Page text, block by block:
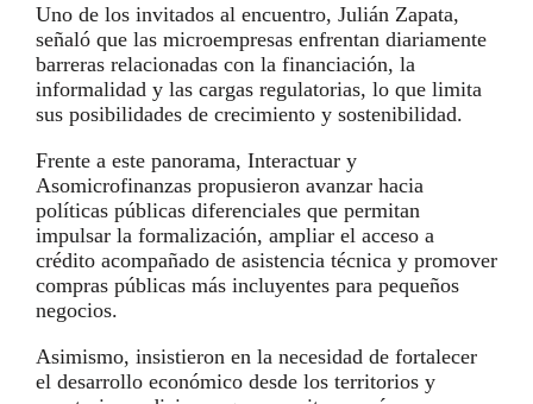
Uno de los invitados al encuentro, Julián Zapata,
señaló que las microempresas enfrentan diariamente
barreras relacionadas con la financiación, la
informalidad y las cargas regulatorias, lo que limita
sus posibilidades de crecimiento y sostenibilidad.
Frente a este panorama, Interactuar y
Asomicrofinanzas propusieron avanzar hacia
políticas públicas diferenciales que permitan
impulsar la formalización, ampliar el acceso a
crédito acompañado de asistencia técnica y promover
compras públicas más incluyentes para pequeños
negocios.
Asimismo, insistieron en la necesidad de fortalecer
el desarrollo económico desde los territorios y